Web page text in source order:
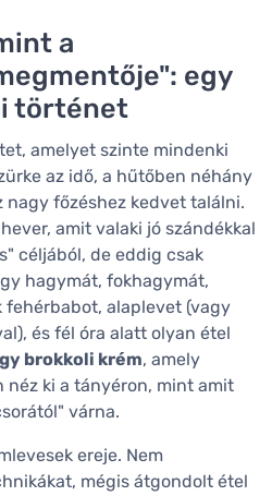
a
egy
történet
amelyet szinte mindenki
az idő, a hűtőben néhány
nagy főzéshez kedvet találni.
amit valaki jó szándékkal
céljából, de eddig csak
hagymát, fokhagymát,
alaplevet (vagy
és fél óra alatt olyan étel
brokkoli krém, amely
néz ki a tányéron, mint amit
várna.
ereje. Nem
mégis átgondolt étel